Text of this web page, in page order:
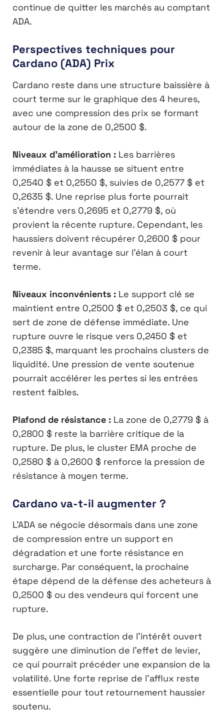
continue de quitter les marchés au comptant
ADA.
Perspectives techniques pour
Cardano (ADA) Prix
Cardano reste dans une structure baissière à
court terme sur le graphique des 4 heures,
avec une compression des prix se formant
autour de la zone de 0,2500 $.
Niveaux d’amélioration : Les barrières
immédiates à la hausse se situent entre
0,2540 $ et 0,2550 $, suivies de 0,2577 $ et
0,2635 $. Une reprise plus forte pourrait
s’étendre vers 0,2695 et 0,2779 $, où
provient la récente rupture. Cependant, les
haussiers doivent récupérer 0,2600 $ pour
revenir à leur avantage sur l’élan à court
terme.
Niveaux inconvénients : Le support clé se
maintient entre 0,2500 $ et 0,2503 $, ce qui
sert de zone de défense immédiate. Une
rupture ouvre le risque vers 0,2450 $ et
0,2385 $, marquant les prochains clusters de
liquidité. Une pression de vente soutenue
pourrait accélérer les pertes si les entrées
restent faibles.
Plafond de résistance : La zone de 0,2779 $ à
0,2800 $ reste la barrière critique de la
rupture. De plus, le cluster EMA proche de
0,2580 $ à 0,2600 $ renforce la pression de
résistance à moyen terme.
Cardano va-t-il augmenter ?
L’ADA se négocie désormais dans une zone
de compression entre un support en
dégradation et une forte résistance en
surcharge. Par conséquent, la prochaine
étape dépend de la défense des acheteurs à
0,2500 $ ou des vendeurs qui forcent une
rupture.
De plus, une contraction de l’intérêt ouvert
suggère une diminution de l’effet de levier,
ce qui pourrait précéder une expansion de la
volatilité. Une forte reprise de l’afflux reste
essentielle pour tout retournement haussier
soutenu.